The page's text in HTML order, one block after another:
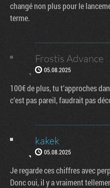
changé non plus pour le
terme.
Frostis Advance
05.08.2025
100€ de plus, tu t’approches
c’est pas pareil, faudrait pas
kakek
05.08.2025
Je regarde ces chiffres avec
Donc oui, il y a vraiment